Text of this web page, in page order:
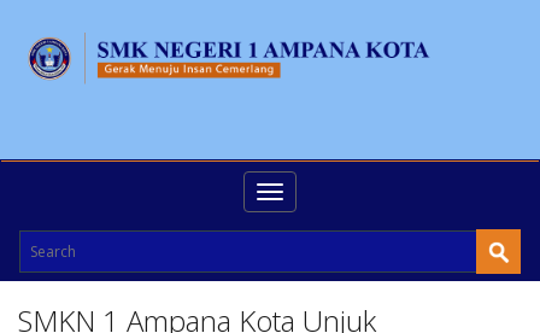
Toggle
navigation
SMKN 1 Ampana Kota Unjuk